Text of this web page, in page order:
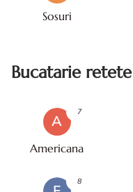
Sosuri
Bucatarie retete
A
Americana
7
8